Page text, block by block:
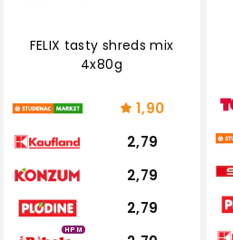
FELIX tasty shreds mix
4x80g
1,90
2,79
2,79
2,79
HPM